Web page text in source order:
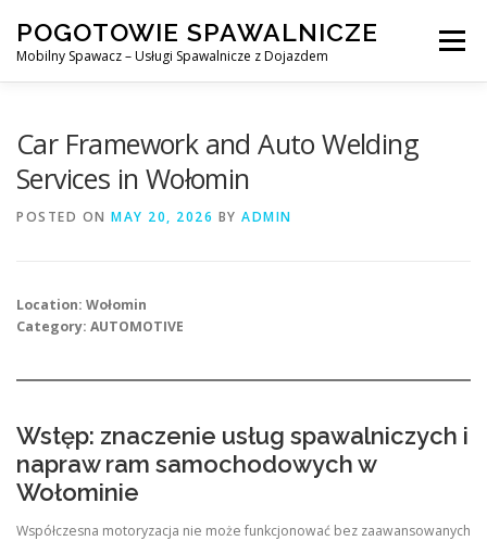
content
POGOTOWIE SPAWALNICZE
Mobilny Spawacz – Usługi Spawalnicze z Dojazdem
Menu
Car Framework and Auto Welding
Services in Wołomin
POSTED ON MAY 20, 2026 BY ADMIN
Location: Wołomin
Category: AUTOMOTIVE
Wstęp: znaczenie usług spawalniczych i
napraw ram samochodowych w
Wołominie
Współczesna motoryzacja nie może funkcjonować bez zaawansowanych